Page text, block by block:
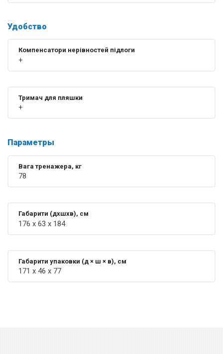
Удобство
Компенсатори нерівностей підлоги
+
Тримач для пляшки
+
Параметры
Вага тренажера, кг
78
Габарити (дхшхв), см
176 x 63 x 184
Габарити упаковки (д × ш × в), см
171 x 46 x 77